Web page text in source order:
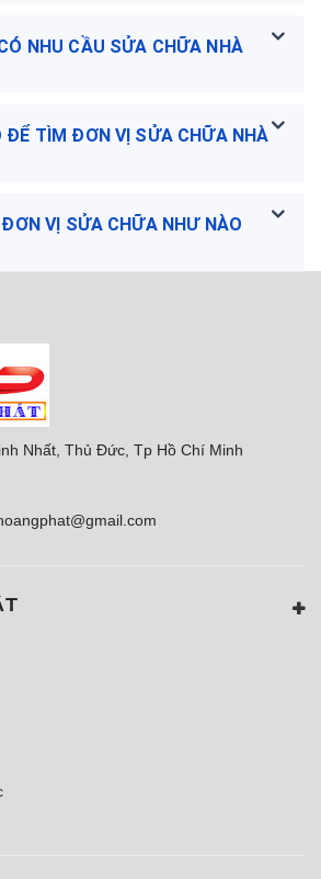
NHU CẦU SỬA CHỮA NHÀ
TÌM ĐƠN VỊ SỬA CHỮA NHÀ
VỊ SỬA CHỮA NHƯ NÀO
Nhất, Thủ Đức, Tp Hồ Chí Minh